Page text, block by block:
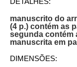
manuscrito do
(4 p.) contém as
segunda contém
manuscrita em
DIMENSÕES: